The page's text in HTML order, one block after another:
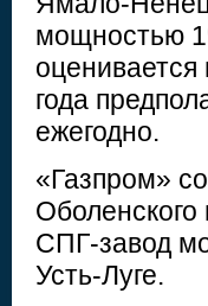
мощностью
года
ежегодно.
«Газпром»
СПГ-завод
Усть-Луге.